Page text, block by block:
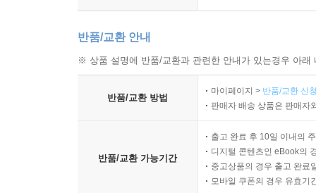
반품/교환 안내
※ 상품 설명에 반품/교환과 관련한 안내가 있는경우 아
반품/교환 방법
마이페이지 > 반품/교환 신
판매자 배송 상품은 판매자
반품/교환 가능기간
출고 완료 후 10일 이내의
디지털 콘텐츠인 eBook의
중고상품의 경우 출고 완료
모바일 쿠폰의 경우 유효기